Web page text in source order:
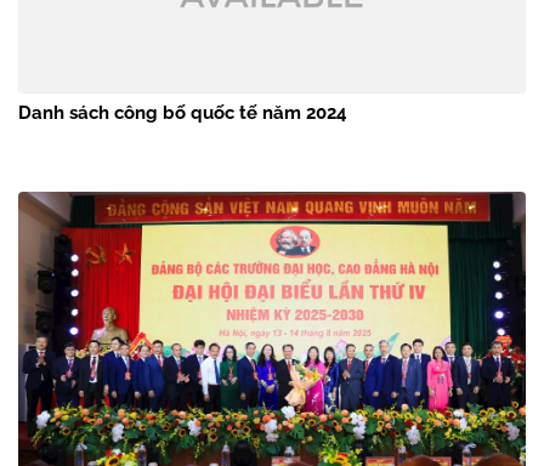
Danh sách công bố quốc tế năm 2024